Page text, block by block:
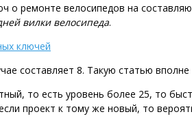
о ремонте велосипедов на
вилки велосипеда.
составляет 8. Такую статью
то есть уровень более 25, то
проект к тому же новый, то